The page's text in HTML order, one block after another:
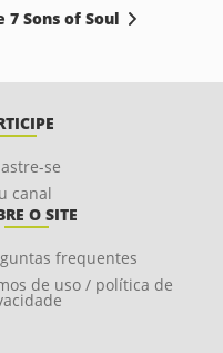
Sons of Soul
se
canal
O SITE
frequentes
de uso / política de